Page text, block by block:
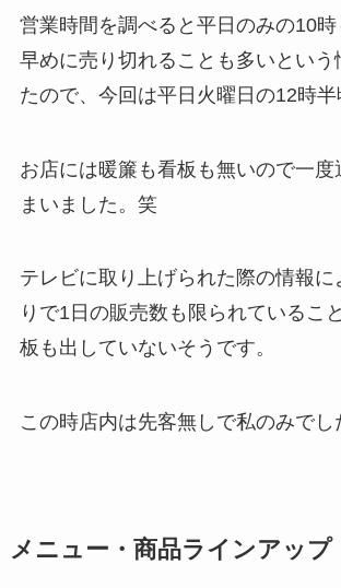
営業時間を調べると平日のみの10時
早めに売り切れることも多いという
たので、今回は平日火曜日の12時半
お店には暖簾も看板も無いので一度
まいました。笑
テレビに取り上げられた際の情報に
りで1日の販売数も限られているこ
板も出していないそうです。
この時店内は先客無しで私のみでし
メニュー・商品ラインアップ